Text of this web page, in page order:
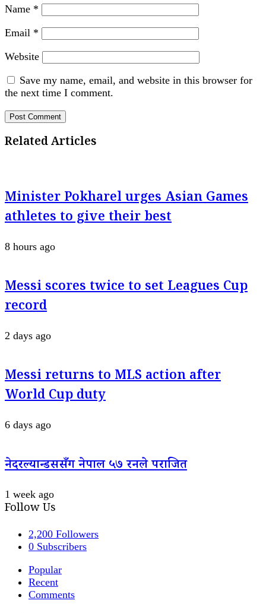
Name *
Email *
Website
Save my name, email, and website in this browser for
the next time I comment.
Related Articles
Minister Pokharel urges Asian Games
athletes to give their best
8 hours ago
Messi scores twice to set Leagues Cup
record
2 days ago
Messi returns to MLS action after
World Cup duty
6 days ago
नेदरल्यान्डससँग नेपाल ५७ रनले पराजित
1 week ago
Follow Us
2,200 Followers
0 Subscribers
Popular
Recent
Comments